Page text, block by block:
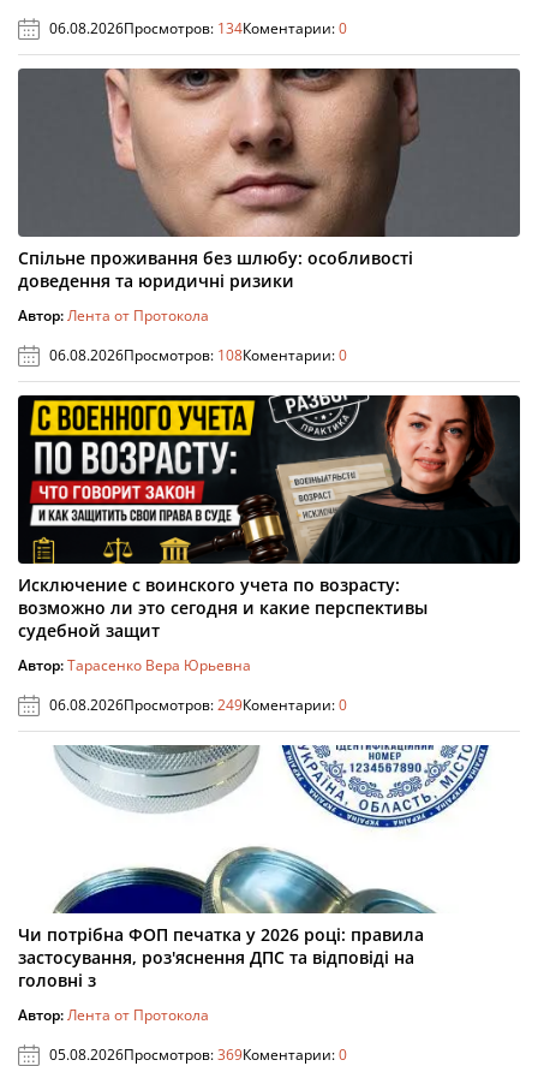
06.08.2026Просмотров: 134Коментарии:0
Спільне проживання без шлюбу: особливості
доведення та юридичні ризики
Автор:Лента от Протокола
06.08.2026Просмотров: 108Коментарии:0
Исключение с воинского учета по возрасту:
возможно ли это сегодня и какие перспективы
судебной защит
Автор:Тарасенко Вера Юрьевна
06.08.2026Просмотров:249Коментарии:0
Чи потрібна ФОП печатка у 2026 році: правила
застосування, роз'яснення ДПС та відповіді на
головні з
Автор:Лента от Протокола
05.08.2026Просмотров:369Коментарии:0